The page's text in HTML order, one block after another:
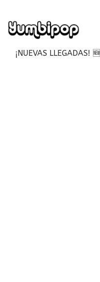
¡NUEVAS LLEGADAS! 🆕